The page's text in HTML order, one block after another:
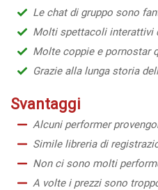
Le chat di gruppo sono
Molti spettacoli interattivi
Molte coppie e pornostar
Grazie alla lunga storia
Svantaggi
Alcuni performer
Simile libreria di
Non ci sono molti
A volte i prezzi sono